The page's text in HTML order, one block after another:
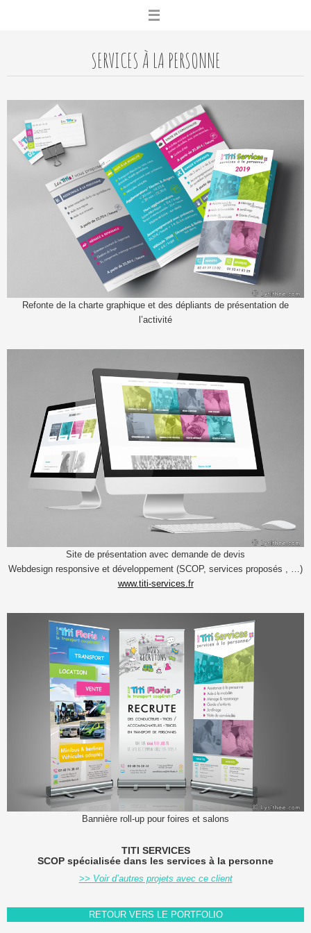
SERVICES À LA PERSONNE
Refonte de la charte graphique et des dépliants de présentation de
l’activité
Site de présentation avec demande de devis
Webdesign responsive et développement (SCOP, services proposés , …)
www.titi-services.fr
Bannière roll-up pour foires et salons
TITI SERVICES
SCOP spécialisée dans les services à la personne
>> Voir d’autres projets avec ce client
RETOUR VERS LE PORTFOLIO